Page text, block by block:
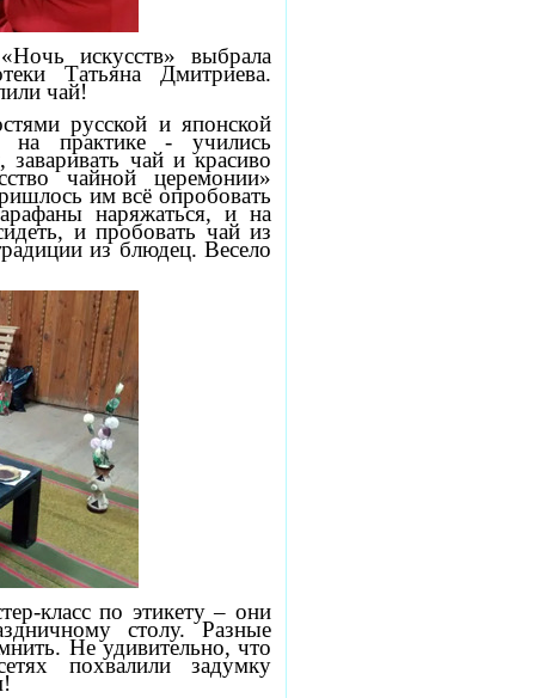
искусств» выбрала
Татьяна Дмитриева.
чай!
русской и японской
на практике - учились
заваривать чай и красиво
чайной церемонии»
им всё опробовать
наряжаться, и на
и пробовать чай из
из блюдец. Весело
класс по этикету – они
столу. Разные
Не удивительно, что
похвалили задумку